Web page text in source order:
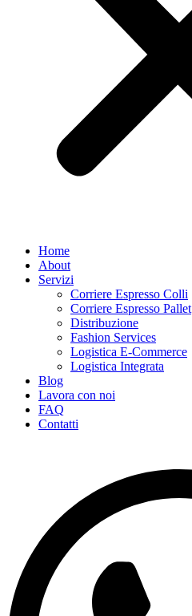
Home
About
Servizi
Corriere Espresso Colli
Corriere Espresso Pallet
Distribuzione
Fashion Services
Logistica E-Commerce
Logistica Integrata
Blog
Lavora con noi
FAQ
Contatti